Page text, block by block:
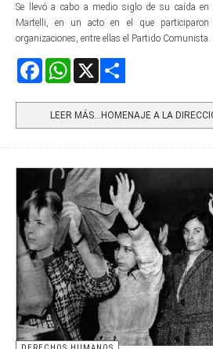
Se llevó a cabo a medio siglo de su caída
Martelli, en un acto en el que participaron
organizaciones, entre ellas el Partido Comunista.
FacebookWhatsApp
LEER MÁS…HOMENAJE A LA